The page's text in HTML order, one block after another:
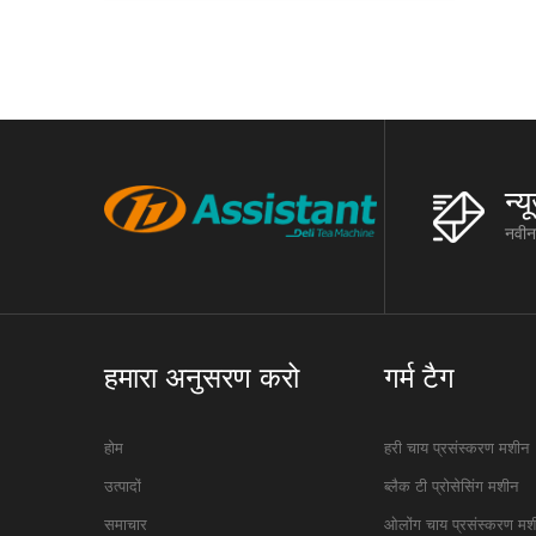
हमारा अनुसरण करो
होम
उत्पादों
समाचार
गर्म टैग
हरी चाय प्रसंस्करण मशीन
ब्लैक टी प्रोसेसिंग मशीन
ओलोंग चाय प्रसंस्करण